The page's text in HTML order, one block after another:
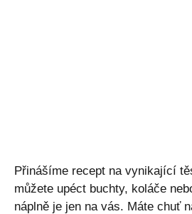
Přinášíme recept na vynikající
můžete upéct buchty, koláče
náplně je jen na vás. Máte chuť